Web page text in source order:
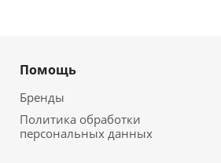
Помощь
Бренды
Политика обработки
персональных данных